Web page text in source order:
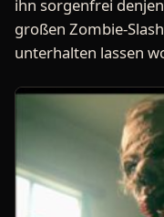
ihn sorgenfrei
großen Zombie-
unterhalten lassen